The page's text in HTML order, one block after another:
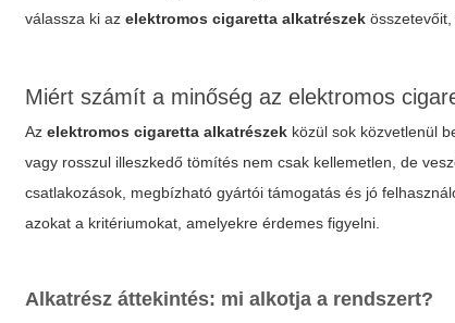
válassza ki azelektromos cigaretta alkatrészek
Miért számít a minőség az elektromos
Azelektromos cigaretta alkatrészek közül sok közvetlenül
vagy rosszul illeszkedő tömítés nem csak kellemetlen, de
csatlakozások, megbízható gyártói támogatás és jó
azokat a kritériumokat, amelyekre érdemes figyelni.
Alkatrész áttekintés: mi alkotja a rendszert?